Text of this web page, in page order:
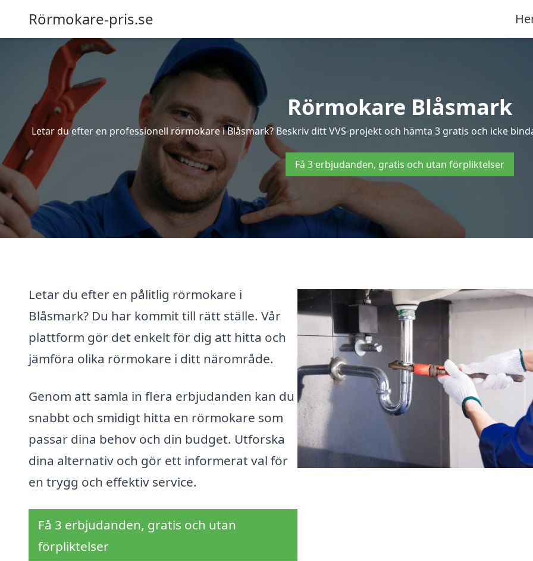
Rörmokare-pris.se
Rörmokare Blåsmark
Letar du efter en professionell rörmokare i Blåsmark? Beskriv ditt VVS-projekt och hämta 3 gratis och icke
Få 3 erbjudanden, gratis och utan förpliktelser
Letar du efter en pålitlig rörmokare i
Blåsmark? Du har kommit till rätt ställe. Vår
plattform gör det enkelt för dig att hitta och
jämföra olika rörmokare i ditt närområde.
Genom att samla in flera erbjudanden kan du
snabbt och smidigt hitta en rörmokare som
passar dina behov och din budget. Utforska
dina alternativ och gör ett informerat val för
en trygg och effektiv service.
Få 3 erbjudanden, gratis och utan
förpliktelser